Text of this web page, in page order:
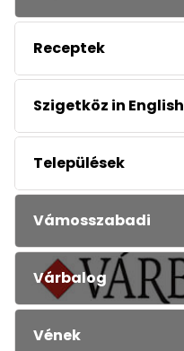
Receptek
Szigetköz in English
Települések
Vámosszabadi
Várbalog
Vének